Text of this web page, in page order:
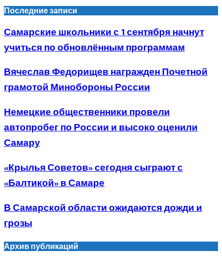
Последние записи
Самарские школьники с 1 сентября начнут
учиться по обновлённым программам
Вячеслав Федорищев награжден Почетной
грамотой Минобороны России
Немецкие общественники провели
автопробег по России и высоко оценили
Самару
«Крылья Советов» сегодня сыграют с
«Балтикой» в Самаре
В Самарской области ожидаются дожди и
грозы
Архив публикаций